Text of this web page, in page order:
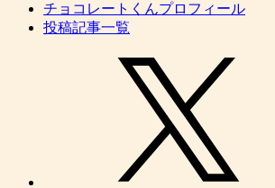
チョコレートくんプロフィール
投稿記事一覧